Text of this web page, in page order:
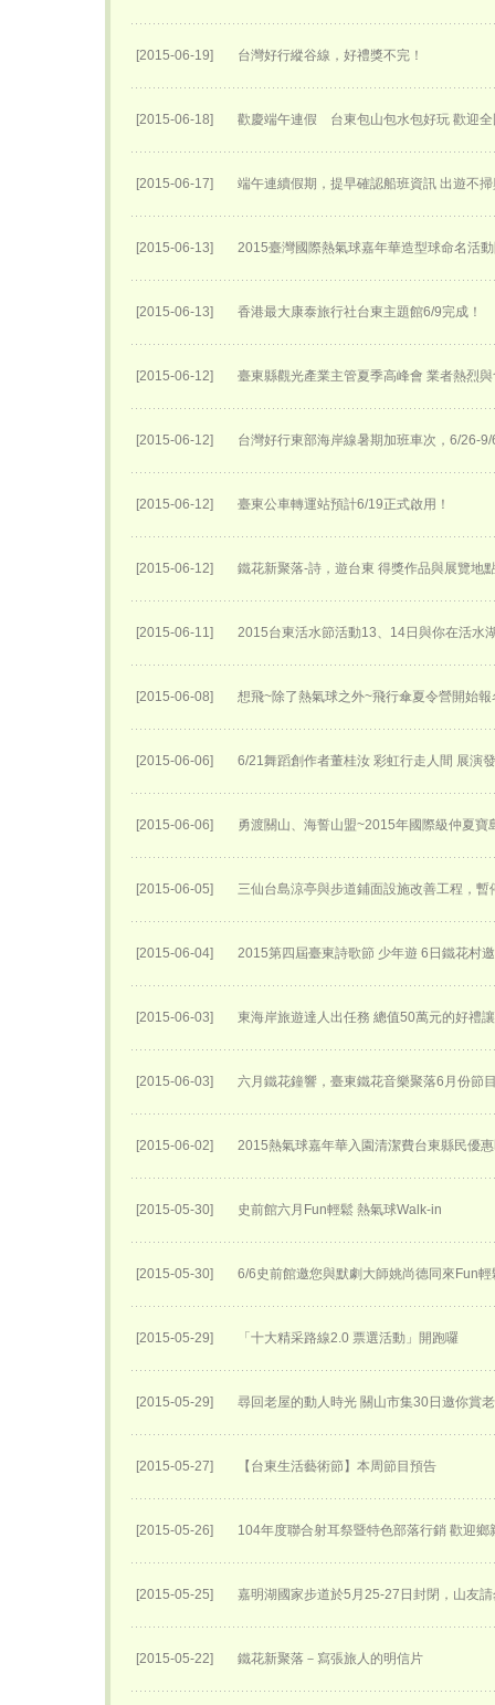
[2015-06-19] 台灣好行縱谷線，好禮獎不完！
[2015-06-18] 歡慶端午連假 台東包山包水包好玩 歡迎
[2015-06-17] 端午連續假期，提早確認船班資訊 出遊不
[2015-06-13] 2015臺灣國際熱氣球嘉年華​造型球命名活
[2015-06-13] 香港最大康泰旅行社台東主題館6/9完成！
[2015-06-12] 臺東縣觀光產業主管夏季高峰會 業者熱烈
[2015-06-12] 台灣好行東部海岸線暑期加班車次，6/26-
[2015-06-12] 臺東公車轉運站預計6/19正式啟用！
[2015-06-12] 鐵花新聚落-詩，遊台東 得獎作品與展覽地
[2015-06-11] 2015台東活水節活動13、14日與你在活水
[2015-06-08] 想飛~除了熱氣球之外~飛行傘夏令營開始報
[2015-06-06] 6/21舞蹈創作者董桂汝 彩虹行走人間 展演
[2015-06-06] 勇渡關山、海誓山盟~2015年國際級仲夏寶
[2015-06-05] 三仙台島涼亭與步道鋪面設施改善工程，暫
[2015-06-04] 2015第四屆臺東詩歌節 少年遊 6日鐵花村
[2015-06-03] 東海岸旅遊達人出任務 總值50萬元的好禮
[2015-06-03] 六月鐵花鐘響，臺東鐵花音樂聚落6月份節
[2015-06-02] 2015熱氣球嘉年華入園清潔費台東縣民優
[2015-05-30] 史前館六月Fun輕鬆 熱氣球Walk-in
[2015-05-30] 6/6史前館邀您與默劇大師姚尚德同來Fun輕
[2015-05-29] 「十大精采路線2.0 票選活動」開跑囉
[2015-05-29] 尋回老屋的動人時光 關山市集30日邀你賞
[2015-05-27] 【台東生活藝術節】本周節目預告
[2015-05-26] 104年度聯合射耳祭暨特色部落行銷 歡迎鄉
[2015-05-25] 嘉明湖國家步道於5月25-27日封閉，山友
[2015-05-22] 鐵花新聚落－寫張旅人的明信片